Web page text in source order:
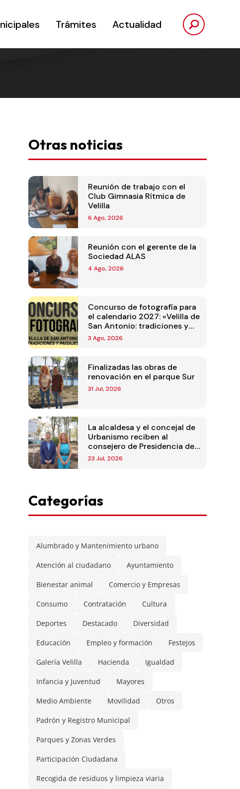
Trámites Actualidad
Otras noticias
Reunión de trabajo con el
Club Gimnasia Rítmica de
Velilla
6 Ago, 2026
Reunión con el gerente de la
Sociedad ALAS
4 Ago, 2026
Concurso de fotografía para
el calendario 2027: «Velilla de
San Antonio: tradiciones y
paisajes»
3 Ago, 2026
Finalizadas las obras de
renovación en el parque Sur
31 Jul, 2026
La alcaldesa y el concejal de
Urbanismo reciben al
consejero de Presidencia de
la Comunidad de Madrid
23 Jul, 2026
Categorías
Alumbrado y Mantenimiento urbano
Atención al ciudadano Ayuntamiento
Bienestar animal Comercio y Empresas
Consumo Contratación Cultura
Deportes Destacado Diversidad
Educación Empleo y formación Festejos
Galería Velilla Hacienda Igualdad
Infancia y Juventud Mayores
Medio Ambiente Movilidad Otros
Padrón y Registro Municipal
Parques y Zonas Verdes
Participación Ciudadana
Recogida de residuos y limpieza viaria